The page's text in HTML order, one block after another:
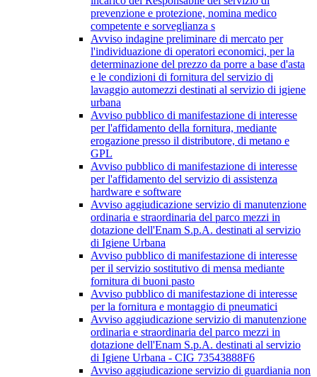
prevenzione e protezione, nomina medico
competente e sorveglianza s
Avviso indagine preliminare di mercato per
l'individuazione di operatori economici, per la
determinazione del prezzo da porre a base d'asta
e le condizioni di fornitura del servizio di
lavaggio automezzi destinati al servizio di igiene
urbana
Avviso pubblico di manifestazione di interesse
per l'affidamento della fornitura, mediante
erogazione presso il distributore, di metano e
GPL
Avviso pubblico di manifestazione di interesse
per l'affidamento del servizio di assistenza
hardware e software
Avviso aggiudicazione servizio di manutenzione
ordinaria e straordinaria del parco mezzi in
dotazione dell'Enam S.p.A. destinati al servizio
di Igiene Urbana
Avviso pubblico di manifestazione di interesse
per il servizio sostitutivo di mensa mediante
fornitura di buoni pasto
Avviso pubblico di manifestazione di interesse
per la fornitura e montaggio di pneumatici
Avviso aggiudicazione servizio di manutenzione
ordinaria e straordinaria del parco mezzi in
dotazione dell'Enam S.p.A. destinati al servizio
di Igiene Urbana - CIG 73543888F6
Avviso aggiudicazione servizio di guardiania non